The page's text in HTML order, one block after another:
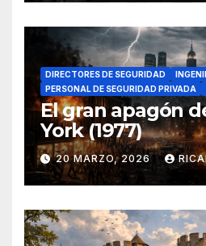
DIRECTORES DE SEGURIDAD
PERSONAL DE SEGURIDAD PRIVADA
El gran apagón
York (1977)
20 MARZO, 2026